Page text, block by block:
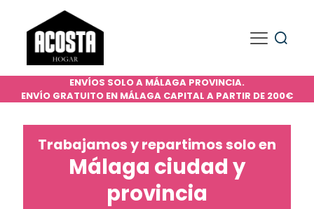
ENVÍOS SOLO A MÁLAGA PROVINCIA.
ENVÍO GRATUITO EN MÁLAGA CAPITAL A PARTIR DE 200€
Trabajamos y repartimos solo en
Málaga ciudad y
provincia